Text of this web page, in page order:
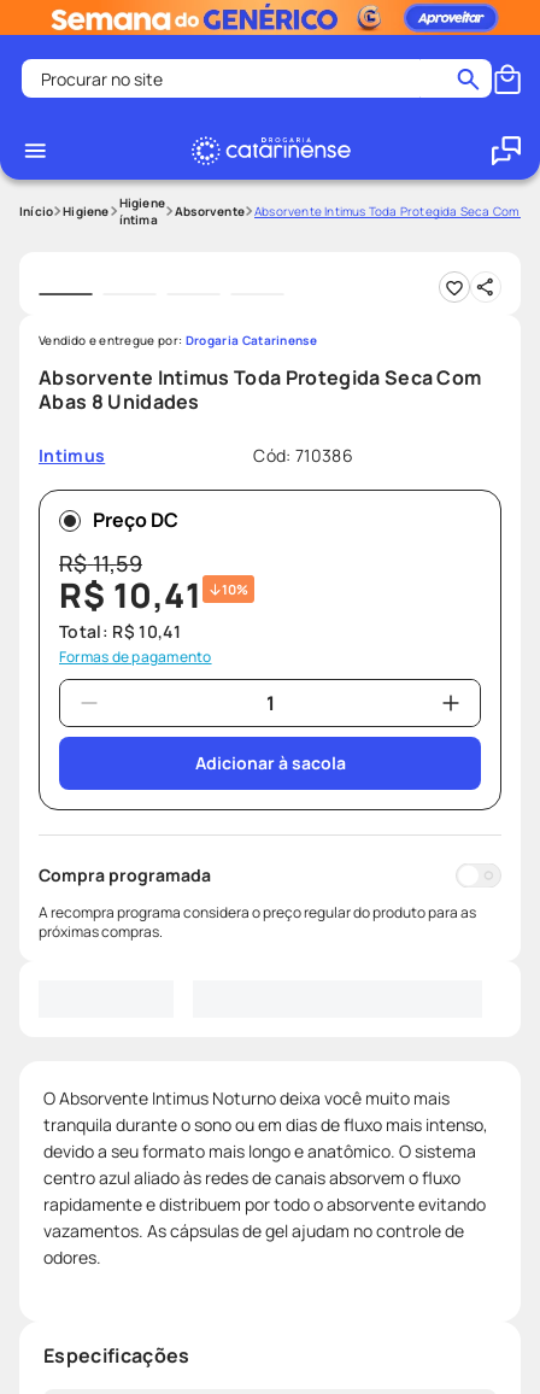
Procurar no site
1
2 º
medley
7º
lenço umedecido
10
º protetor solar
Higiene
Higiene
íntima
Absorvente Absorvente Intimus Toda Protegida Seca Com
Absorvente Intimus Toda Protegida Seca Com
Abas 8 Unidades
Intimus Cód: 710386
Vendido e entregue por: Drogaria Catarinense
Preço DC
R$11,59
R$ 10,41 10%
Total: R$ 10,41
Formas de pagamento
Adicionar à sacola
Compra programada
A recompra programa considera o preço regular do produto para as
próximas compras.
O Absorvente Intimus Noturno deixa você muito mais
tranquila durante o sono ou em dias de fluxo mais intenso,
devido a seu formato mais longo e anatômico. O sistema
centro azul aliado às redes de canais absorvem o fluxo
rapidamente e distribuem por todo o absorvente evitando
vazamentos. As cápsulas de gel ajudam no controle de
odores.
Especificações